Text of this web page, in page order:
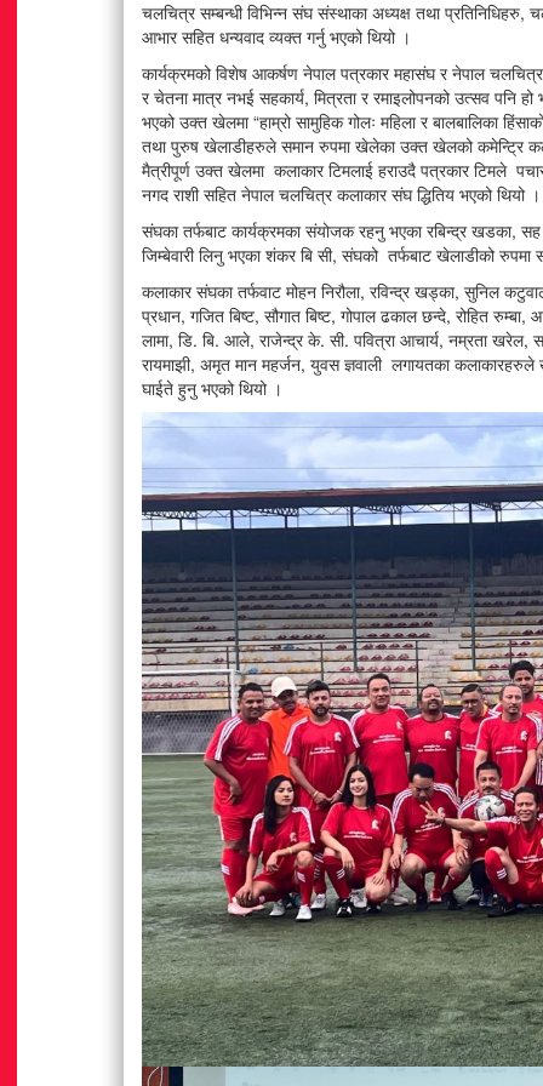
चलचित्र सम्बन्धी विभिन्न संघ संस्थाका अध्यक्ष तथा प्रतिनिधिहरु,
आभार सहित धन्यवाद व्यक्त गर्नु भएको थियो ।
कार्यक्रमको विशेष आकर्षण नेपाल पत्रकार महासंघ र नेपाल
र चेतना मात्र नभई सहकार्य, मित्रता र रमाइलोपनको उत्सव पनि
भएको उक्त खेलमा “हाम्रो सामुहिक गोलः महिला र बालबालिका
तथा पुरुष खेलाडीहरुले समान रुपमा खेलेका उक्त खेलको कमेन्ट्रि
मैत्रीपूर्ण उक्त खेलमा कलाकार टिमलाई हराउदै पत्रकार टिमले
नगद राशी सहित नेपाल चलचित्र कलाकार संघ द्धितिय भएको थियो ।
संघका तर्फबाट कार्यक्रमका संयोजक रहनु भएका रबिन्द्र
जिम्बेवारी लिनु भएका शंकर बि सी, संघको तर्फबाट खेलाडीको
कलाकार संघका तर्फवाट मोहन निरौला, रविन्द्र खड्का, सुनिल
प्रधान, गजित बिष्ट, सौगात बिष्ट, गोपाल ढकाल छन्दे, रोहित
लामा, डि. बि. आले, राजेन्द्र के. सी. पवित्रा आचार्य, नम्रता खरेल,
रायमाझी, अमृत मान महर्जन, युवस ज्ञवाली लगायतका
घाईते हुनु भएको थियो ।